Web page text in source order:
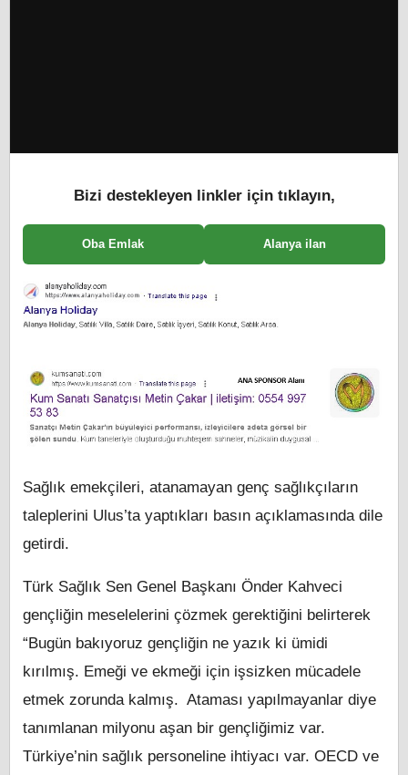
Bizi destekleyen linkler için tıklayın,
Oba Emlak Alanya ilan
Sağlık emekçileri, atanamayan genç sağlıkçıların
taleplerini Ulus’ta yaptıkları basın açıklamasında dile
getirdi.
Türk Sağlık Sen Genel Başkanı Önder Kahveci
gençliğin meselelerini çözmek gerektiğini belirterek
“Bugün bakıyoruz gençliğin ne yazık ki ümidi
kırılmış. Emeği ve ekmeği için işsizken mücadele
etmek zorunda kalmış. Ataması yapılmayanlar diye
tanımlanan milyonu aşan bir gençliğimiz var.
Türkiye’nin sağlık personeline ihtiyacı var. OECD ve